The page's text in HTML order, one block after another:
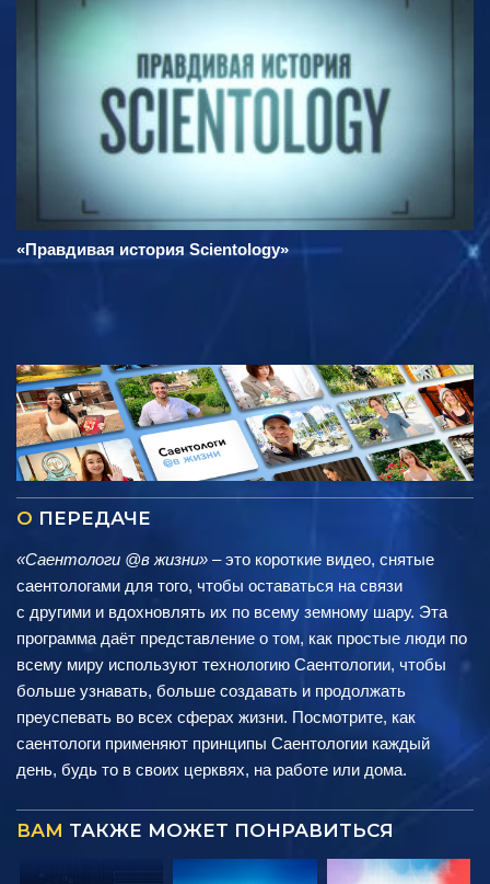
«Правдивая история Scientology»
О ПЕРЕДАЧЕ
«Саентологи @в жизни» – это короткие видео, снятые
саентологами для того, чтобы оставаться на связи
с другими и вдохновлять их по всему земному шару. Эта
программа даёт представление о том, как простые люди по
всему миру используют технологию Саентологии, чтобы
больше узнавать, больше создавать и продолжать
преуспевать во всех сферах жизни. Посмотрите, как
саентологи применяют принципы Саентологии каждый
день, будь то в своих церквях, на работе или дома.
ВАМ ТАКЖЕ МОЖЕТ ПОНРАВИТЬСЯ